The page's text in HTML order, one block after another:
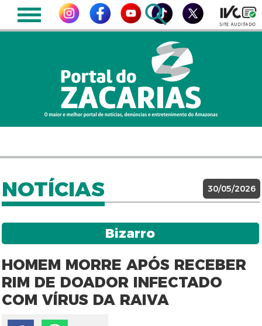
NOTÍCIAS 30/05/2026
Bizarro
HOMEM MORRE APÓS RECEBER
RIM DE DOADOR INFECTADO
COM VÍRUS DA RAIVA